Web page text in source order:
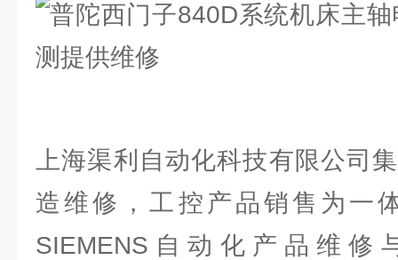
上海渠利自动化科技有限公司
造维修，工控产品销售为一
SIEMENS自动化产品维修